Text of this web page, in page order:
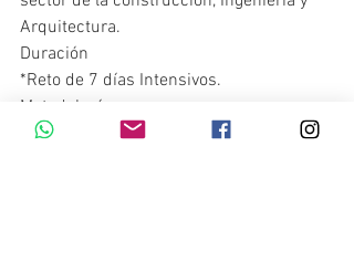
Arquitectura.
Duración
*Reto de 7 días Intensivos.
Metodología
*Acceso a Clases PreGrabadas. (varias